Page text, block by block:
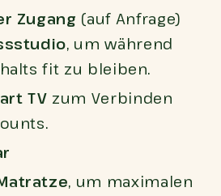
Zugang (auf Anfrage)
, um während
fit zu bleiben.
TV zum Verbinden
, um maximalen